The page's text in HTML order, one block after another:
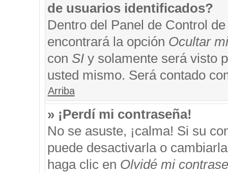
de usuarios identificados?
Dentro del Panel de Control
encontrará la opción Ocultar
con SIy solamente será visto
usted mismo. Será contado
Arriba
» ¡Perdí mi contraseña!
No se asuste, ¡calma! Si su
puede desactivarla o
haga clic en Olvidé mi